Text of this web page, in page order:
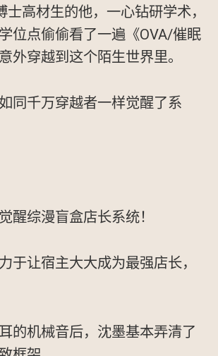
士高材生的他，一心钻研学术，
位点偷偷看了一遍《OVA/催眠
外穿越到这个陌生世界里。
同千万穿越者一样觉醒了系
醒综漫盲盒店长系统！
于让宿主大大成为最强店长，
的机械音后，沈墨基本弄清了